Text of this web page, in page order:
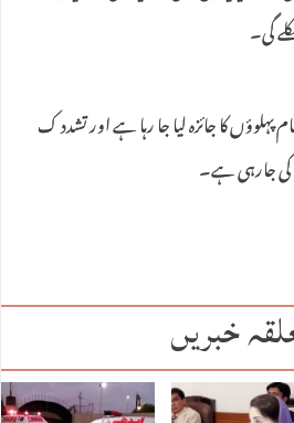
گی۔
کا جائزہ لیا جا رہا ہے اور تشدد ک
جارہی ہے۔
خبریں